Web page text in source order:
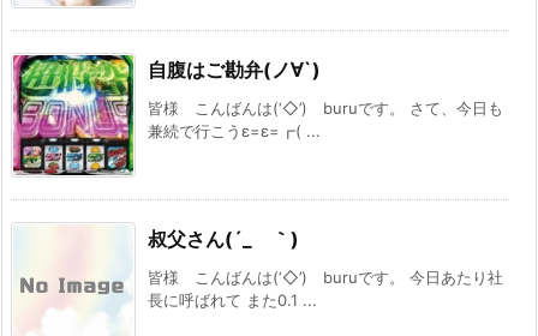
自腹はご勘弁(ノ∀`)
皆様 こんばんは(‘◇’)ゞburuです。 さて、今日も
兼続で行こうε=ε=┏( ...
叔父さん(´_ゝ｀)
皆様 こんばんは(‘◇’)ゞburuです。 今日あたり社
長に呼ばれて また0.1 ...